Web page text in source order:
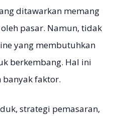
ditawarkan memang
pasar. Namun, tidak
yang membutuhkan
berkembang. Hal ini
faktor.
strategi pemasaran,